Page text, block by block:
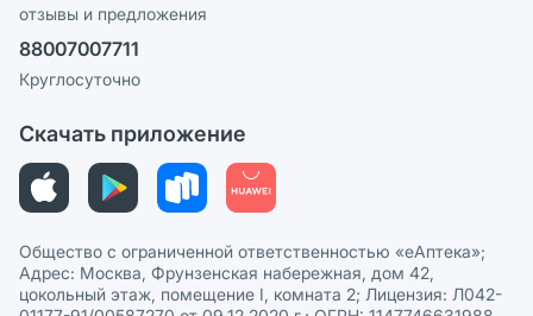
Ваши товары на ЕАПТЕКЕ
Политика конфиденциальности
Пользовательское соглашение
Политика рекомендаций
Этика и соответствие
Политика в отношении обработки персональных данных
отзывы и предложения
88007007711
Круглосуточно
Скачать приложение
Общество с ограниченной ответственностью «еАптека»;
Адрес: Москва, Фрунзенская набережная, дом 42,
цокольный этаж, помещение I, комната 2; Лицензия: Л042-